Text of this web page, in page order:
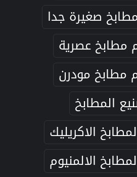
صغيرة جدا
مطابخ عصرية
مطابخ مودرن
المطابخ
الاكريليك
الالمنيوم